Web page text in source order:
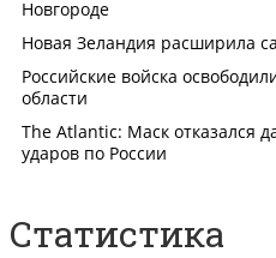
Статистика